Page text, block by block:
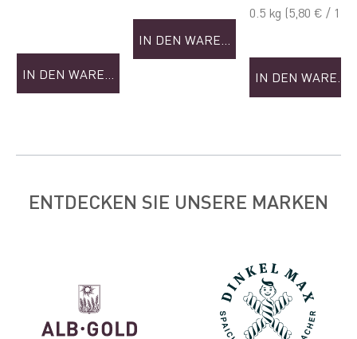
IN DEN WARENKORB
IN DEN WARENKORB
0.5 kg (5,80 € / 1
IN DEN
ENTDECKEN SIE UNSERE MARKEN